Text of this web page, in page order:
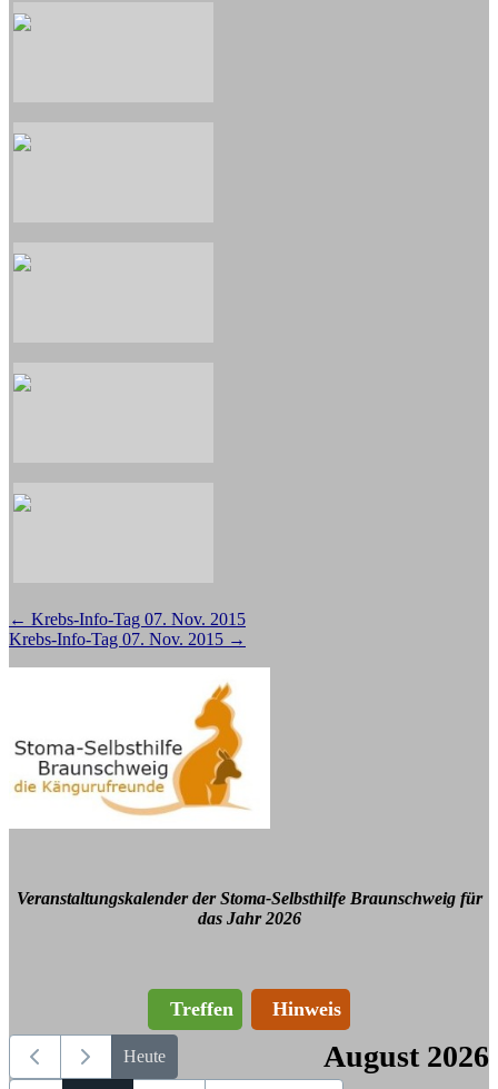
Beitragsnavigation
← Krebs-Info-Tag 07. Nov. 2015
Krebs-Info-Tag 07. Nov. 2015 →
Veranstaltungskalender der Stoma-Selbsthilfe Braunschweig für
das Jahr 2026
Treffen Hinweis
Heute August 2026